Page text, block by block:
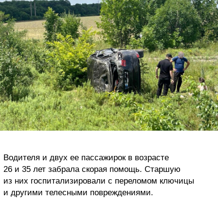
Водителя и двух ее пассажирок в возрасте
26 и 35 лет забрала скорая помощь. Старшую
из них госпитализировали с переломом ключицы
и другими телесными повреждениями.